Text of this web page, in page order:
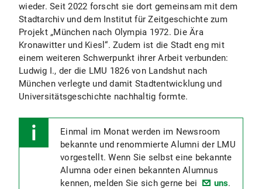
wieder. Seit 2022 forscht sie dort gemeinsam mit dem
Stadtarchiv und dem Institut für Zeitgeschichte zum
Projekt „München nach Olympia 1972. Die Ära
Kronawitter und Kiesl“. Zudem ist die Stadt eng mit
einem weiteren Schwerpunkt ihrer Arbeit verbunden:
Ludwig I., der die LMU 1826 von Landshut nach
München verlegte und damit Stadtentwicklung und
Universitätsgeschichte nachhaltig formte.
Einmal im Monat werden im Newsroom
bekannte und renommierte Alumni der LMU
vorgestellt. Wenn Sie selbst eine bekannte
Alumna oder einen bekannten Alumnus
kennen, melden Sie sich gerne bei
uns.